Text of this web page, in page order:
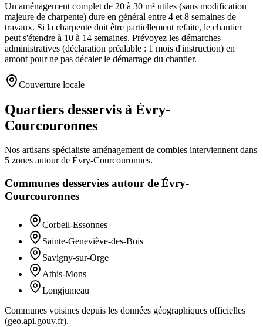
Un aménagement complet de 20 à 30 m² utiles (sans modification
majeure de charpente) dure en général entre 4 et 8 semaines de
travaux. Si la charpente doit être partiellement refaite, le chantier
peut s'étendre à 10 à 14 semaines. Prévoyez les démarches
administratives (déclaration préalable : 1 mois d'instruction) en
amont pour ne pas décaler le démarrage du chantier.
Couverture locale
Quartiers desservis à Évry-
Courcouronnes
Nos artisans spécialiste aménagement de combles interviennent dans
5 zones autour de Évry-Courcouronnes.
Communes desservies autour de Évry-
Courcouronnes
Corbeil-Essonnes
Sainte-Geneviève-des-Bois
Savigny-sur-Orge
Athis-Mons
Longjumeau
Communes voisines depuis les données géographiques officielles
(geo.api.gouv.fr).